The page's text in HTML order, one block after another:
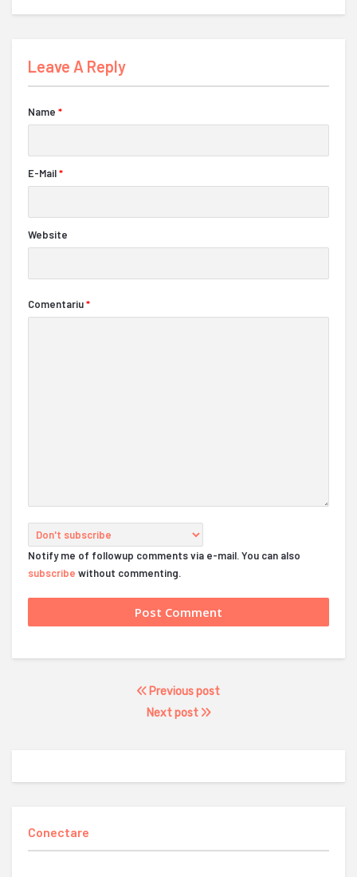
Leave A Reply
Name *
E-Mail*
Website
Comentariu*
Notify me of followup comments via e-mail. You can also
subscribe without commenting.
Previous post
Next post
Conectare